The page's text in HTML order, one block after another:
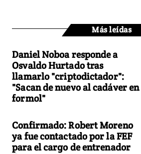
Más leídas
Daniel Noboa responde a
Osvaldo Hurtado tras
llamarlo "criptodictador":
"Sacan de nuevo al cadáver en
formol"
Confirmado: Robert Moreno
ya fue contactado por la FEF
para el cargo de entrenador